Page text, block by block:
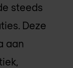
steeds
Deze
aan